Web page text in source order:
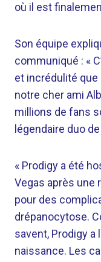
où il est
Son équipe
communiqué : «
et incrédulité
notre cher ami
millions de fans
légendaire duo
« Prodigy a été
Vegas après une
pour des
drépanocytose.
savent, Prodigy
naissance. Les